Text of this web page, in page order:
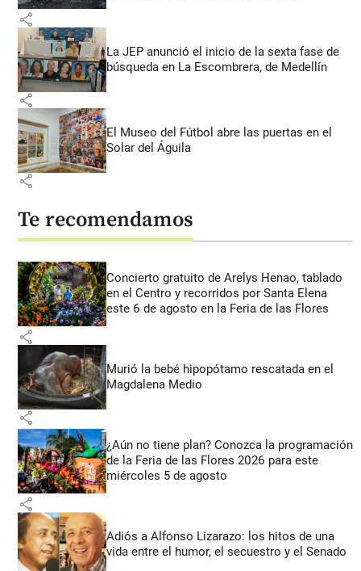
share
La JEP anunció el inicio de la sexta fase de
búsqueda en La Escombrera, de Medellín
share
El Museo del Fútbol abre las puertas en el
Solar del Águila
share
Te recomendamos
Concierto gratuito de Arelys Henao, tablado
en el Centro y recorridos por Santa Elena
este 6 de agosto en la Feria de las Flores
share
Murió la bebé hipopótamo rescatada en el
Magdalena Medio
share
¿Aún no tiene plan? Conozca la programación
de la Feria de las Flores 2026 para este
miércoles 5 de agosto
share
Adiós a Alfonso Lizarazo: los hitos de una
vida entre el humor, el secuestro y el Senado